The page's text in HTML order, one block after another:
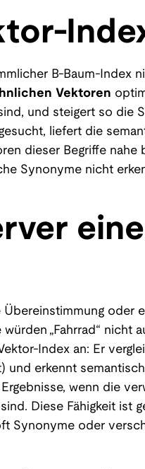
B-Baum-Index
Vektoren
und steigert so die
liefert die
dieser Begriffe nahe
Synonyme nicht
Übereinstimmung oder
„Fahrrad“ nicht
Index an: Er
und erkennt
wenn die
Diese Fähigkeit ist
Synonyme oder